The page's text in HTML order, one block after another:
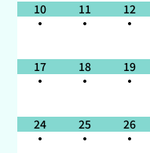
10
•
11
•
12
•
17
•
18
•
19
•
24
•
25
•
26
•